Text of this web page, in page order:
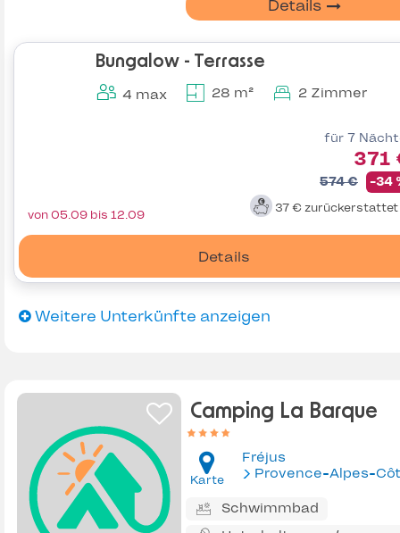
Details
Bungalow - Terrasse
4 max 28 m² 2 Zimmer
für 7
371
574 € -34
37 € zurückerstattet
Details
von 05.09 bis 12.09
Weitere Unterkünfte anzeigen
Camping La Barque
Karte
Fréjus
Provence-Alpes-Côte
Schwimmbad